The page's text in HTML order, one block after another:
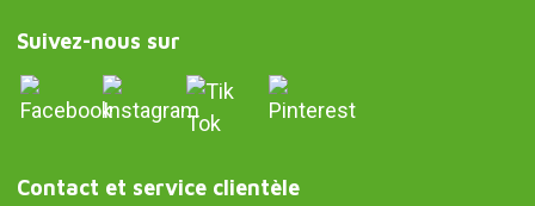
Suivez-nous sur
Contact et service clientèle